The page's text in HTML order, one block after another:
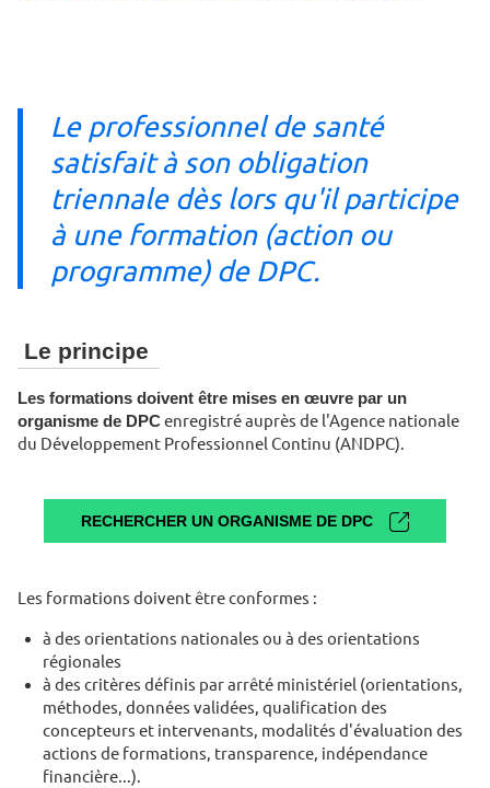
Le professionnel de santé
satisfait à son obligation
triennale dès lors qu'il participe
à une formation (action ou
programme) de DPC.
Le principe
Les formations doivent être mises en œuvre par un
organisme de DPCenregistré auprès de l'Agence nationale
du Développement Professionnel Continu (ANDPC).
RECHERCHER UN ORGANISME DE DPC
Les formations doivent être conformes :
à des orientations nationales ou à des orientations
régionales
à des critères définis par arrêté ministériel (orientations,
méthodes, données validées, qualification des
concepteurs et intervenants, modalités d'évaluation des
actions de formations, transparence, indépendance
financière...).